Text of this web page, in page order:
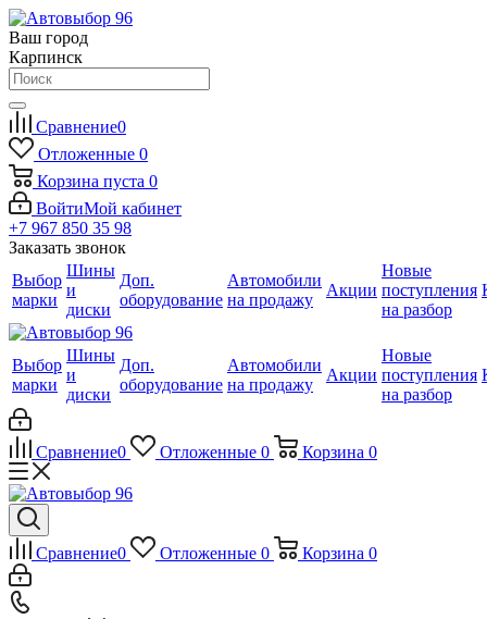
Ваш город
Карпинск
Сравнение0
Отложенные 0
Корзина пуста 0
ВойтиМой кабинет
+7 967 850 35 98
Заказать звонок
Выбор
марки
Шины
и
диски
Доп.
оборудование
Автомобили
на продажу
Акции
Новые
поступления
на разбор
Выбор
марки
Шины
и
диски
Доп.
оборудование
Автомобили
на продажу
Акции
Новые
поступления
на разбор
Сравнение0 Отложенные 0 Корзина 0
Сравнение0 Отложенные 0 Корзина 0